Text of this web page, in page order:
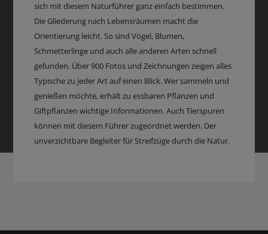
sich mit diesem Naturführer ganz einfach bestimmen.
Die Gliederung nach Lebensräumen macht die
Orientierung leicht. So sind Vögel, Blumen,
Schmetterlinge und auch alle anderen Arten schnell
gefunden. Über 900 Fotos und Zeichnungen zeigen alles
Typische zu jeder Art auf einen Blick. Wer sammeln und
genießen möchte, erhält zu essbaren Pflanzen und
Giftpflanzen wichtige Informationen. Auch Tierspuren
können mit diesem Führer zugeordnet werden. Der
unverzichtbare Begleiter für Streifzüge durch die Natur.